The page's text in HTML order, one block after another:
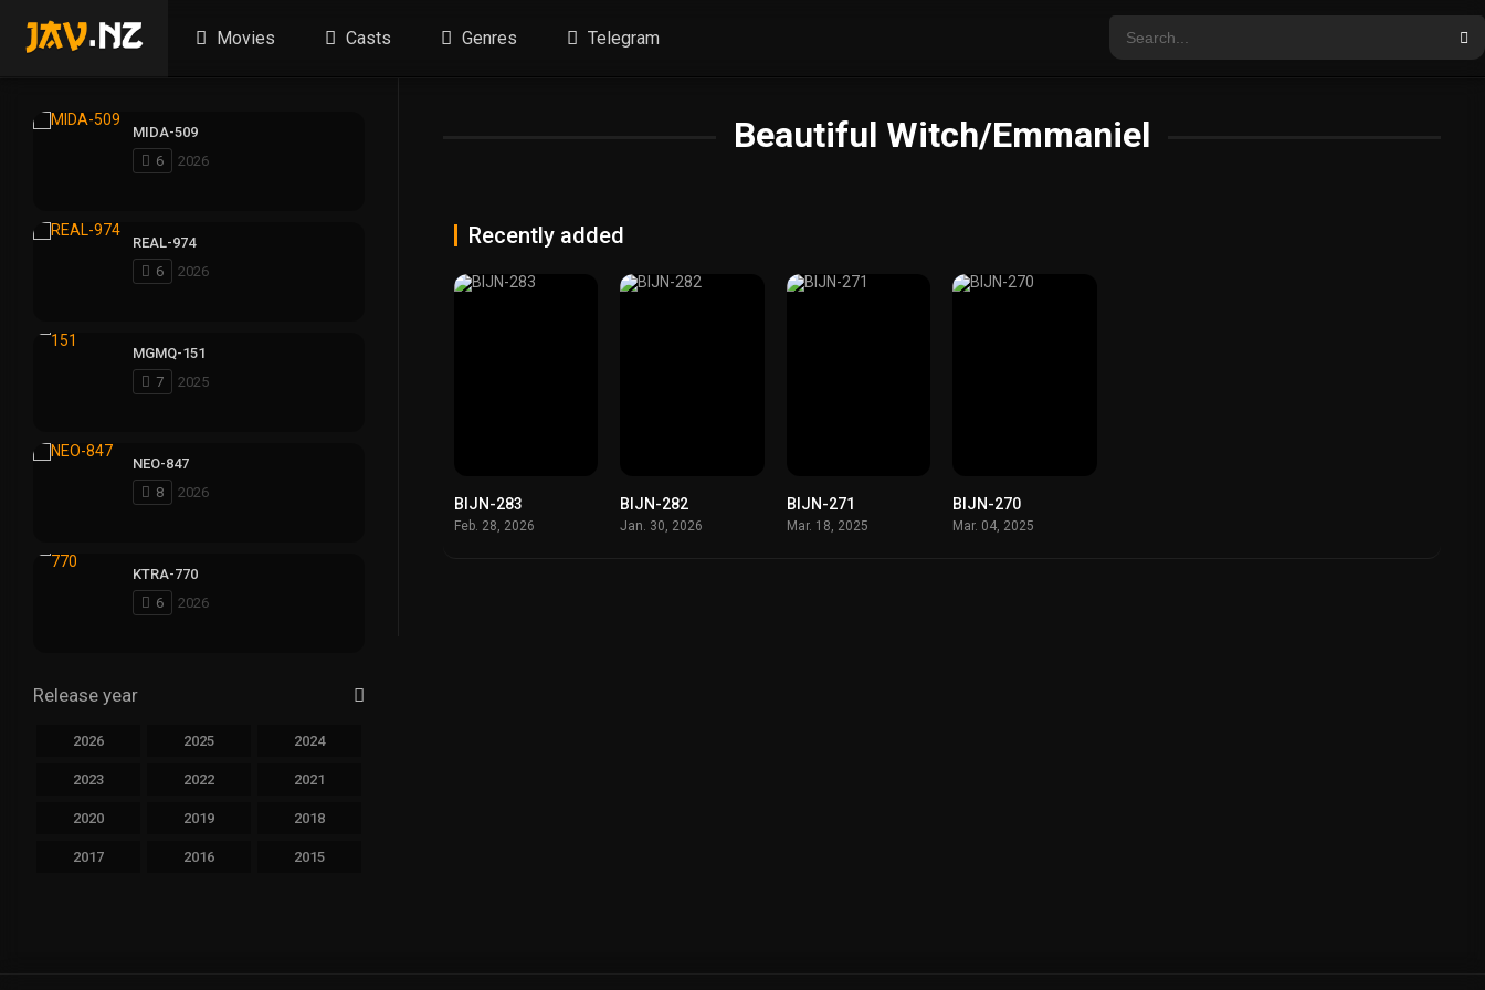
Movies Casts Genres Telegram
Beautiful Witch/Emmaniel
Recently added
BIJN-283
Feb. 28, 2026
BIJN-282
Jan. 30, 2026
BIJN-271
Mar. 18, 2025
BIJN-270
Mar. 04, 2025
MIDA-509
6
2026
REAL-974
6
2026
MGMQ-151
7
2025
NEO-847
8
2026
KTRA-770
6
2026
Release year
2026 2025 2024
2023 2022 2021
2020 2019 2018
2017 2016 2015